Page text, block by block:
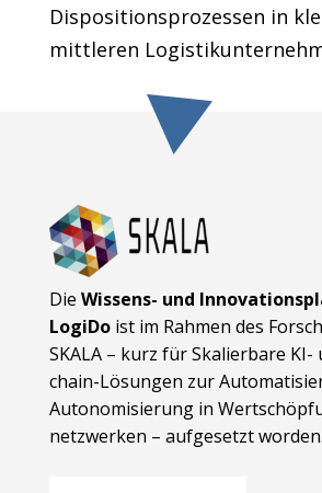
Dispositionsprozessen in
mittleren
Die Wissens- und
LogiDoist im Rahmen des
SKALA – kurz für Skalierbare
chain-Lösungen zur
Autonomisierung in
netzwerken – aufgesetzt worden.